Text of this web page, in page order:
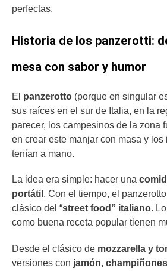
perfectas.
Historia de los panzerotti:
mesa con sabor y humor
El panzerotto (porque en singular
sus raíces en el sur de Italia, en la
parecer, los campesinos de la zona
en crear este manjar con masa y
tenían a mano.
La idea era simple: hacer una
portátil . Con el tiempo, el
clásico del “street food” italiano.
como buena receta popular tienen
Desde el clásico de mozzarella y
versiones con jamón, champiñones